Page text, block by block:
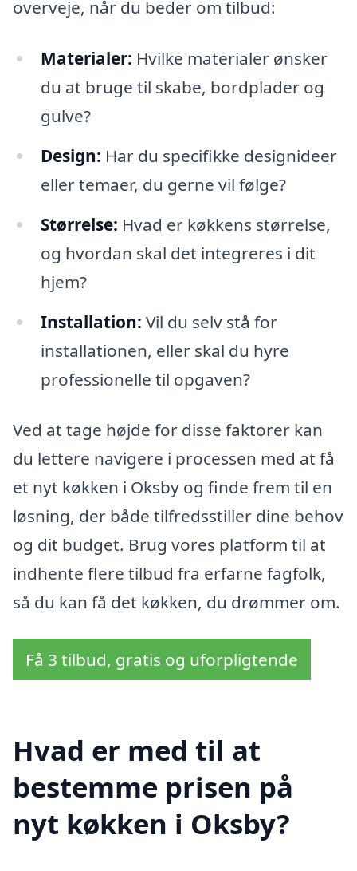
overveje, når du beder om tilbud:
Materialer: Hvilke materialer ønsker
du at bruge til skabe, bordplader og
gulve?
Design: Har du specifikke designideer
eller temaer, du gerne vil følge?
Størrelse: Hvad er køkkens størrelse,
og hvordan skal det integreres i dit
hjem?
Installation: Vil du selv stå for
installationen, eller skal du hyre
professionelle til opgaven?
Ved at tage højde for disse faktorer kan
du lettere navigere i processen med at få
et nyt køkken i Oksby og finde frem til en
løsning, der både tilfredsstiller dine behov
og dit budget. Brug vores platform til at
indhente flere tilbud fra erfarne fagfolk,
så du kan få det køkken, du drømmer om.
Få 3 tilbud, gratis og uforpligtende
Hvad er med til at
bestemme prisen på
nyt køkken i Oksby?